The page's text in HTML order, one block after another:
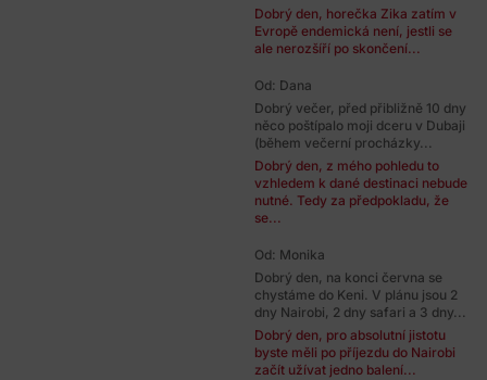
Dobrý den, horečka Zika zatím v
Evropě endemická není, jestli se
ale nerozšíří po skončení...
Od: Dana
Dobrý večer, před přibližně 10 dny
něco poštípalo moji dceru v Dubaji
(během večerní procházky...
Dobrý den, z mého pohledu to
vzhledem k dané destinaci nebude
nutné. Tedy za předpokladu, že
se...
Od: Monika
Dobrý den, na konci června se
chystáme do Keni. V plánu jsou 2
dny Nairobi, 2 dny safari a 3 dny...
Dobrý den, pro absolutní jistotu
byste měli po příjezdu do Nairobi
začít užívat jedno balení...